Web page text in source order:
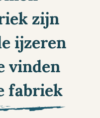
zijn
ijzeren
vinden
fabriek